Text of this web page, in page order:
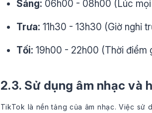
Sáng: 06h00 - 08h00 (Lúc
Trưa: 11h30 - 13h30 (Giờ nghỉ
Tối: 19h00 - 22h00 (Thời điểm
2.3. Sử dụng âm nhạc và
TikTok là nền tảng của âm nhạc. Việc sử